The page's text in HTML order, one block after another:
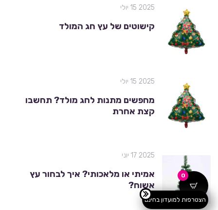
2025 15 יולי
קישוטים של עץ חג המולד
2025 15 יולי
מחפשים מתנות לחג מולד? תחשבו
קצת אחרת
2025 17 יוני
אמיתי או מלאכותי? איך לבחור עץ
אשוח?
0
הצטרפות למועדון בחינם